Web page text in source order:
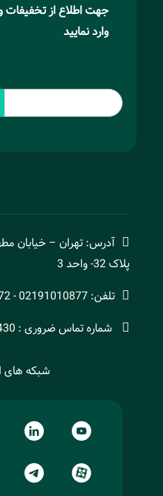
جهت اطلاع از تخفیفات
وارد نمایید
آدرس: تهران – خیابان
پلاک 32- واحد 3
تلفن: 02191010877 - 02154772
شماره تماس ضروری : 09912788430
شبکه های